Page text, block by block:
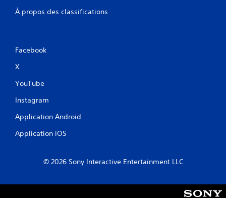
À propos des classifications
Facebook
X
YouTube
Instagram
Application Android
Application iOS
© 2026 Sony Interactive Entertainment LLC